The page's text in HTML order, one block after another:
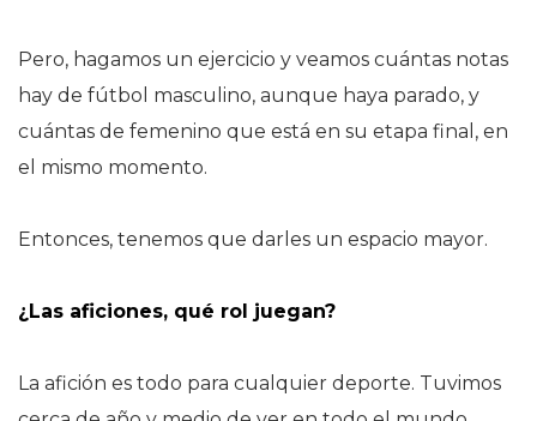
Pero, hagamos un ejercicio y veamos cuántas notas
hay de fútbol masculino, aunque haya parado, y
cuántas de femenino que está en su etapa final, en
el mismo momento.
Entonces, tenemos que darles un espacio mayor.
¿Las aficiones, qué rol juegan?
La afición es todo para cualquier deporte. Tuvimos